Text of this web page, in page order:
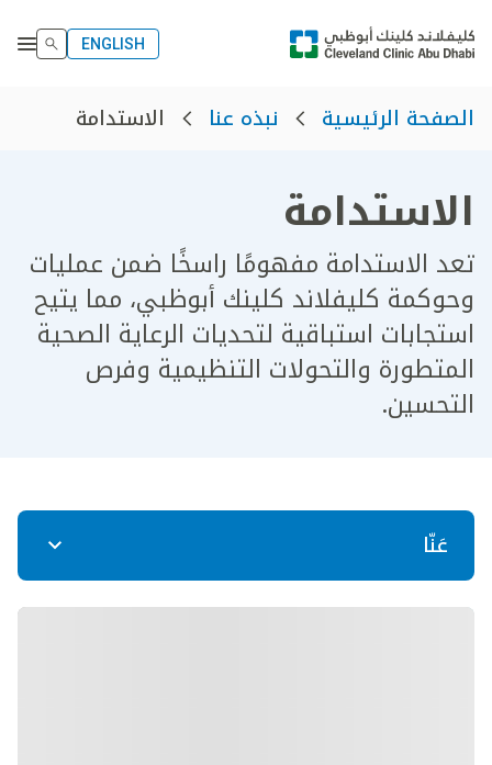
ENGLISH
الصفحة الرئيسية نبذه عنا الاستدامة
الاستدامة
تعد الاستدامة مفهومًا راسخًا ضمن عمليات
وحوكمة كليفلاند كلينك أبوظبي، مما يتيح
استجابات استباقية لتحديات الرعاية الصحية
المتطورة والتحولات التنظيمية وفرص
التحسين.
عَنّا